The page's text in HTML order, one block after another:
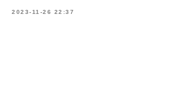
2023-11-26 22:37